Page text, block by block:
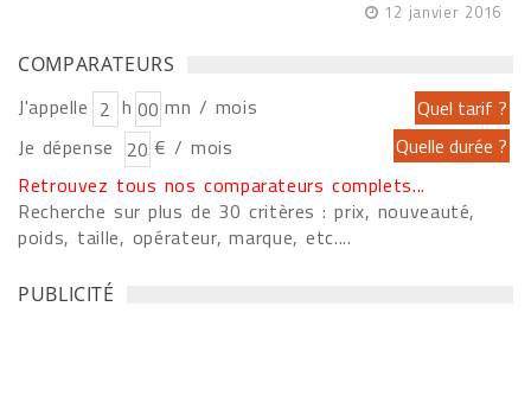
12 janvier 2016
COMPARATEURS
J'appelle h
mn / mois
Je dépense
€ / mois
Retrouvez tous nos comparateurs complets...
Recherche sur plus de 30 critères : prix, nouveauté,
poids, taille, opérateur, marque, etc....
PUBLICITÉ